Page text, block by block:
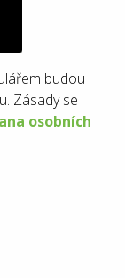
budou
Zásady se
osobních